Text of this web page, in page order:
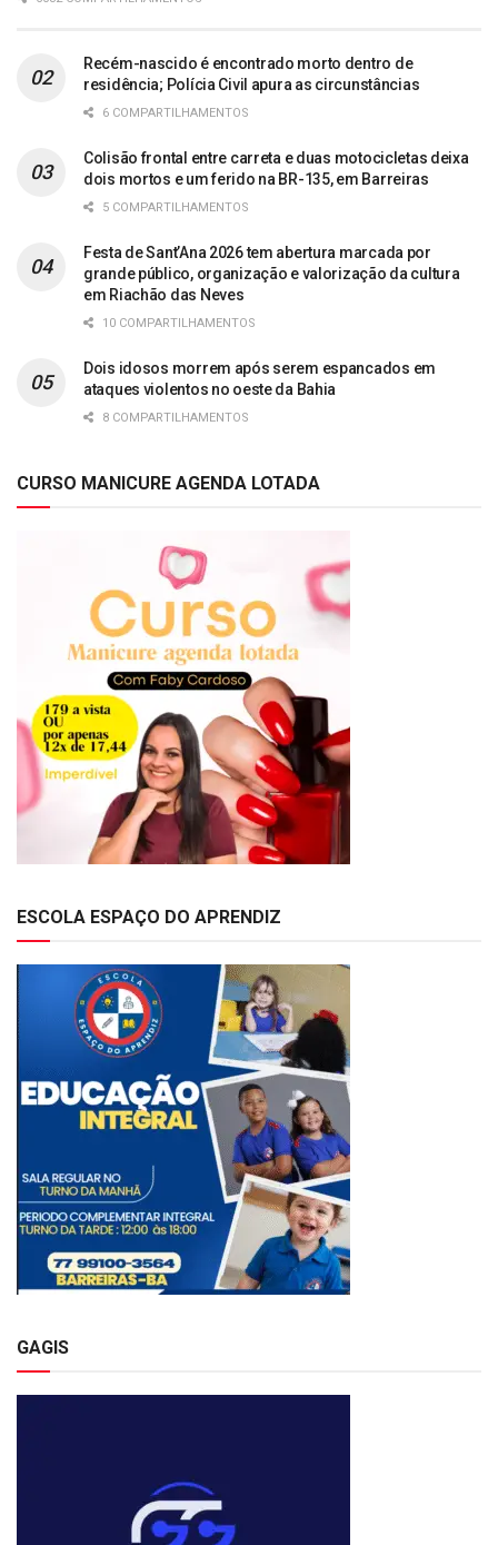
Recém-nascido é encontrado morto dentro de
residência; Polícia Civil apura as circunstâncias
6 COMPARTILHAMENTOS
Colisão frontal entre carreta e duas motocicletas deixa
dois mortos e um ferido na BR-135, em Barreiras
5 COMPARTILHAMENTOS
Festa de Sant’Ana 2026 tem abertura marcada por
grande público, organização e valorização da cultura
em Riachão das Neves
10 COMPARTILHAMENTOS
Dois idosos morrem após serem espancados em
ataques violentos no oeste da Bahia
8 COMPARTILHAMENTOS
CURSO MANICURE AGENDA LOTADA
ESCOLA ESPAÇO DO APRENDIZ
GAGIS